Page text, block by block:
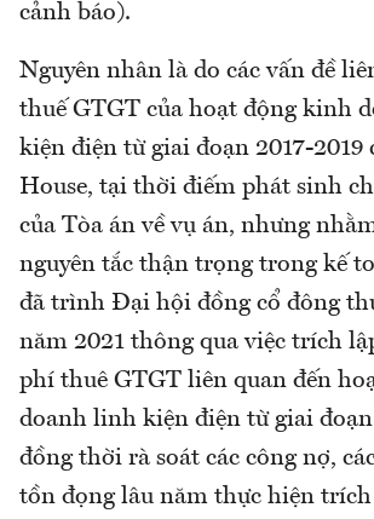
cảnh báo).
Nguyên nhân là do các vấn đề
thuế GTGT của hoạt động kinh
kiện điện từ giai đoạn 2017-2019
House, tại thời điếm phát sinh
của Tòa án về vụ án, nhưng
nguyên tắc thận trọng trong kế
đã trình Đại hội đồng cổ đông
năm 2021 thông qua việc trích
phí thuê GTGT liên quan đến
doanh linh kiện điện từ giai đoạn
đồng thời rà soát các công nợ,
tồn đọng lâu năm thực hiện